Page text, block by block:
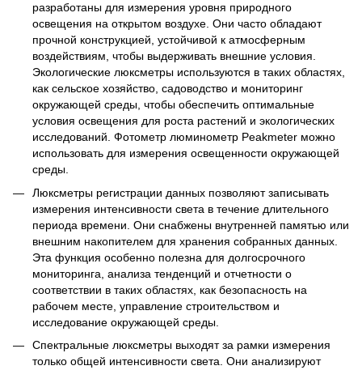
разработаны для измерения уровня природного
освещения на открытом воздухе. Они часто обладают
прочной конструкцией, устойчивой к атмосферным
воздействиям, чтобы выдерживать внешние условия.
Экологические люксметры используются в таких областях,
как сельское хозяйство, садоводство и мониторинг
окружающей среды, чтобы обеспечить оптимальные
условия освещения для роста растений и экологических
исследований. Фотометр люминометр Peakmeter можно
использовать для измерения освещенности окружающей
среды.
Люксметры регистрации данных позволяют записывать
измерения интенсивности света в течение длительного
периода времени. Они снабжены внутренней памятью или
внешним накопителем для хранения собранных данных.
Эта функция особенно полезна для долгосрочного
мониторинга, анализа тенденций и отчетности о
соответствии в таких областях, как безопасность на
рабочем месте, управление строительством и
исследование окружающей среды.
Спектральные люксметры выходят за рамки измерения
только общей интенсивности света. Они анализируют